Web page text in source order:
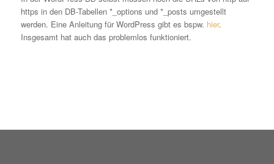
https in den DB-Tabellen *_options und *_posts umgestellt
werden. Eine Anleitung für WordPress gibt es bspw. hier.
Insgesamt hat auch das problemlos funktioniert.